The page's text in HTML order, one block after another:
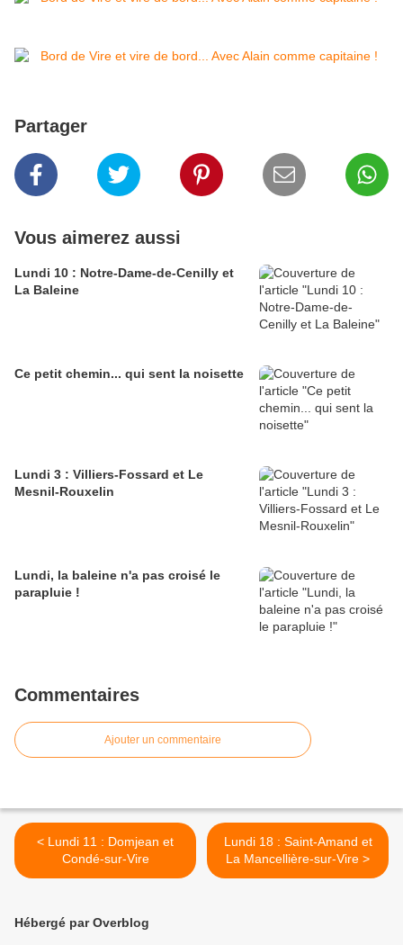
Partager
Vous aimerez aussi
Lundi 10 : Notre-Dame-de-Cenilly et
La Baleine
Ce petit chemin... qui sent la noisette
Lundi 3 : Villiers-Fossard et Le
Mesnil-Rouxelin
Lundi, la baleine n'a pas croisé le
parapluie !
Commentaires
Ajouter un commentaire
< Lundi 11 : Domjean et
Condé-sur-Vire
Lundi 18 : Saint-Amand et
La Mancellière-sur-Vire >
Hébergé par Overblog